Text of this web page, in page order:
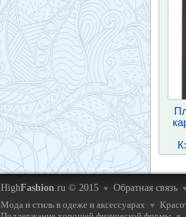
HighFashion.ru © 2015 ♥ Обратная связь
Мода и стиль в одеже и аксессуарах ♥